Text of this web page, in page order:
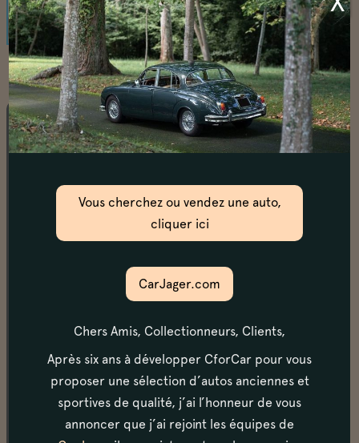
Châssis
Les fondamentaux: bas de caisse, planchers, bas
d’ailes, fond de coffre et passages de roues sont en
excellent état. Le freinage vient d’être totalement
refait. Les supports de pont sont les nouvelles
parfaitement, avec une pression d’huile parfaite à
froid comme à chaud. Enfin, l’échappement est assez
libéré, procurant une superbe sonorité lors des
montées en régime.
Vous cherchez ou vendez une auto,
cliquer ici
CarJager.com
Chers Amis, Collectionneurs, Clients,
Après six ans à développer CforCar pour vous
proposer une sélection d’autos anciennes et
sportives de qualité, j’ai l’honneur de vous
annoncer que j’ai rejoint les équipes de